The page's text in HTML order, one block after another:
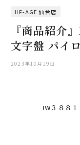
HF-AGE 仙台店
『商品紹介
文字盤 パイ
2023年10月19日
IW３８８